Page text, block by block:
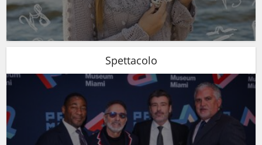
Spettacolo